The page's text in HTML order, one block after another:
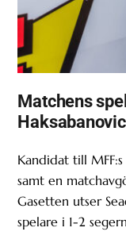
Matchens
Haksabanovic
Kandidat till
samt en
Gasetten utser
spelare i 1-2